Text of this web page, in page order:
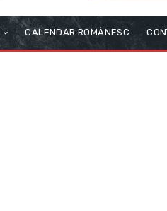
CALENDAR ROMÂNESC